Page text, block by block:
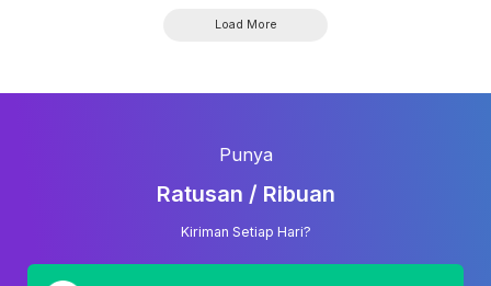
Load More
Punya
Ratusan / Ribuan
Kiriman Setiap Hari?